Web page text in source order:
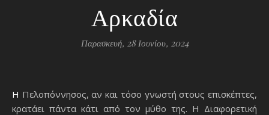
Αρκαδία
Παρασκευή, 28 Ιουνίου, 2024
Η Πελοπόννησος, αν και τόσο γνωστή στους επισκέπτες,
κρατάει πάντα κάτι από τον μύθο της. Η Διαφορετική